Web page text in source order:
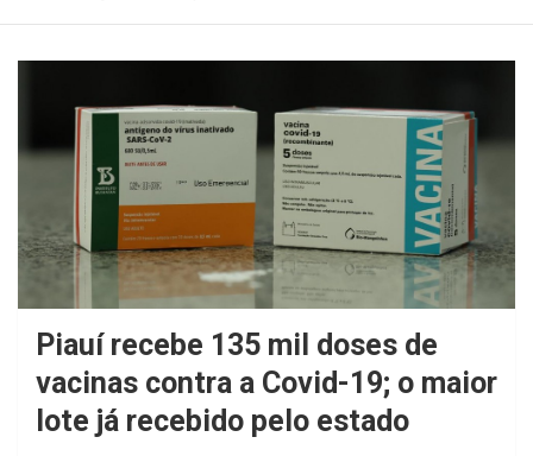
Piauí recebe 135 mil doses de
vacinas contra a Covid-19; o maior
lote já recebido pelo estado